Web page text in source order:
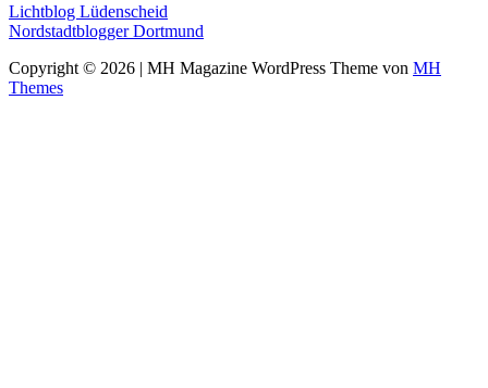
Lichtblog Lüdenscheid
Nordstadtblogger Dortmund
Copyright © 2026 | MH Magazine WordPress Theme von MH
Themes